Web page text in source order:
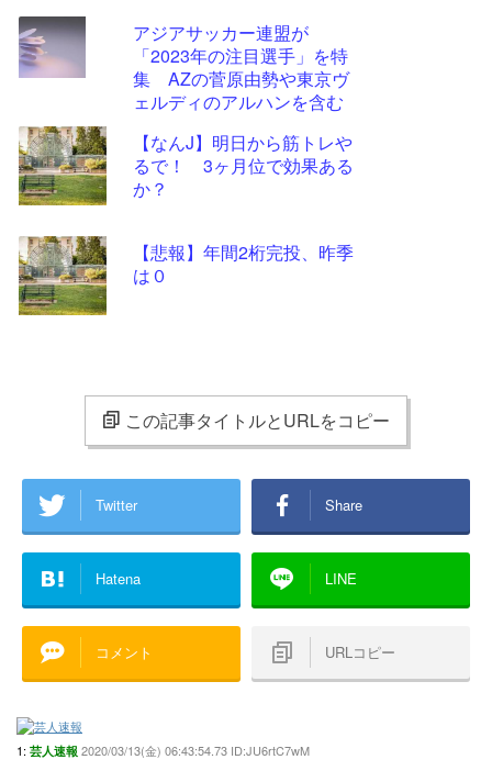
アジアサッカー連盟が
「2023年の注目選手」を特
集 AZの菅原由勢や東京ヴ
ェルディのアルハンを含む
【なんJ】明日から筋トレや
るで！ 3ヶ月位で効果ある
か？
【悲報】年間2桁完投、昨季
は０
この記事タイトルとURLをコピー
Twitter Share
Hatena LINE
コメント URLコピー
1: 芸人速報 2020/03/13(金) 06:43:54.73 ID:JU6rtC7wM